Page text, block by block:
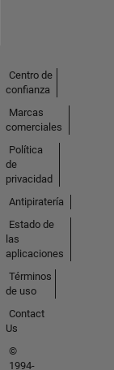
Centro de
confianza
Marcas
comerciales
Política
de
privacidad
Antipiratería
Estado de
las
aplicaciones
Términos
de uso
Contact
Us
©
1994-